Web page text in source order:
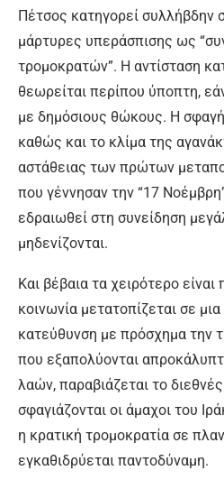
Πέτσος κατηγορεί συλλήβδην
μάρτυρες υπεράσπισης ως
τρομοκρατών”. Η αντίσταση
θεωρείται περίπου ύποπτη,
με δημόσιους θώκους. Η
καθώς και το κλίμα της
αστάθειας των πρώτων
που γέννησαν την “17
εδραιωθεί στη συνείδηση
μηδενίζονται.
Και βέβαια τα χειρότερο
κοινωνία μετατοπίζεται σε
κατεύθυνση με πρόσχημα την
που εξαπολύονται
λαών, παραβιάζεται το
σφαγιάζονται οι άμαχοι του
η κρατική τρομοκρατία σε
εγκαθιδρύεται παντοδύναμη.